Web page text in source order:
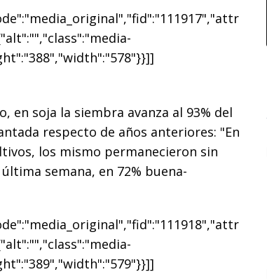
en soja la siembra avanza al 93% del
respecto de años anteriores: "En
los mismo permanecieron sin
semana, en 72% buena-